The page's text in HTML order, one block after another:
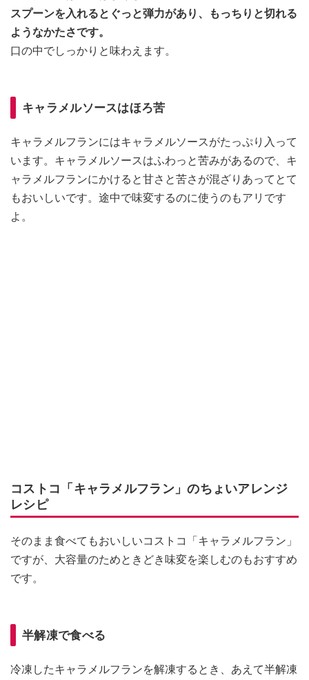
スプーンを入れるとぐっと弾力があり、もっちりと切れる
ようなかたさです。
口の中でしっかりと味わえます。
キャラメルソースはほろ苦
キャラメルフランにはキャラメルソースがたっぷり入って
います。キャラメルソースはふわっと苦みがあるので、キ
ャラメルフランにかけると甘さと苦さが混ざりあってとて
もおいしいです。途中で味変するのに使うのもアリです
よ。
コストコ「キャラメルフラン」のちょいアレンジ
レシピ
そのまま食べてもおいしいコストコ「キャラメルフラン」
ですが、大容量のためときどき味変を楽しむのもおすすめ
です。
半解凍で食べる
冷凍したキャラメルフランを解凍するとき、あえて半解凍